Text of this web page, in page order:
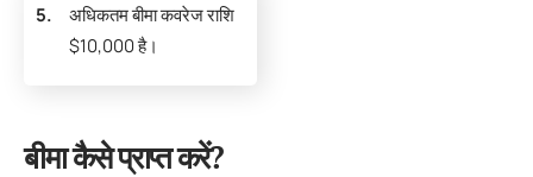
5.
अधिकतम बीमा कवरेज राशि
$10,000 है।
बीमा कैसे प्राप्त करें?